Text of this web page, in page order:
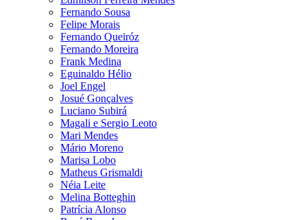
Fernando Sousa
Felipe Morais
Fernando Queiróz
Fernando Moreira
Frank Medina
Eguinaldo Hélio
Joel Engel
Josué Gonçalves
Luciano Subirá
Magali e Sergio Leoto
Mari Mendes
Mário Moreno
Marisa Lobo
Matheus Grismaldi
Néia Leite
Melina Botteghin
Patrícia Alonso